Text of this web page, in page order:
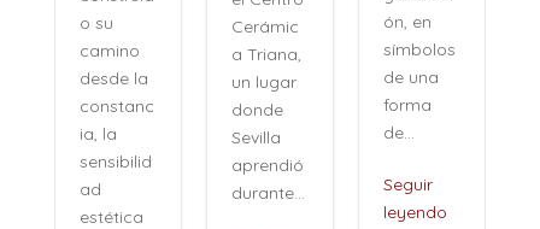
o su
camino
desde la
constanc
ia, la
sensibilid
ad
estética
Cerámic
a Triana,
un lugar
donde
Sevilla
aprendió
durante...
ón, en
símbolos
de una
forma
de...
Seguir
leyendo